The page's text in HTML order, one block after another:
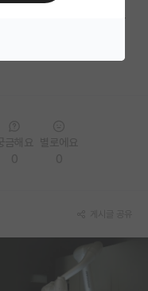
인 3학년입니다. 평점평균은
CV에 적을게 하나도없어